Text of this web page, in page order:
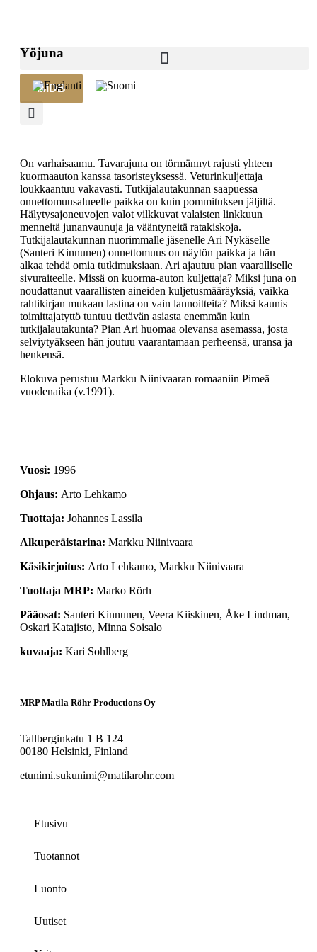
Yöjuna
IMDB
On varhaisaamu. Tavarajuna on törmännyt rajusti yhteen
kuormaauton kanssa tasoristeyksessä. Veturinkuljettaja
loukkaantuu vakavasti. Tutkijalautakunnan saapuessa
onnettomuusalueelle paikka on kuin pommituksen jäljiltä.
Hälytysajoneuvojen valot vilkkuvat valaisten linkkuun
menneitä junanvaunuja ja vääntyneitä ratakiskoja.
Tutkijalautakunnan nuorimmalle jäsenelle Ari Nykäselle
(Santeri Kinnunen) onnettomuus on näytön paikka ja hän
alkaa tehdä omia tutkimuksiaan. Ari ajautuu pian vaaralliselle
sivuraiteelle. Missä on kuorma-auton kuljettaja? Miksi juna on
noudattanut vaarallisten aineiden kuljetusmääräyksiä, vaikka
rahtikirjan mukaan lastina on vain lannoitteita? Miksi kaunis
toimittajatyttö tuntuu tietävän asiasta enemmän kuin
tutkijalautakunta? Pian Ari huomaa olevansa asemassa, josta
selviytyäkseen hän joutuu vaarantamaan perheensä, uransa ja
henkensä.
Elokuva perustuu Markku Niinivaaran romaaniin Pimeä
vuodenaika (v.1991).
1996
Arto Lehkamo
Johannes Lassila
Markku Niinivaara
Arto Lehkamo, Markku Niinivaara
Marko Rörh
Santeri Kinnunen, Veera Kiiskinen, Åke Lindman,
Oskari Katajisto, Minna Soisalo
Kari Sohlberg
MRP Matila Röhr Productions Oy
Tallberginkatu 1 B 124
00180 Helsinki, Finland
etunimi.sukunimi@matilarohr.com
Etusivu
Tuotannot
Luonto
Uutiset